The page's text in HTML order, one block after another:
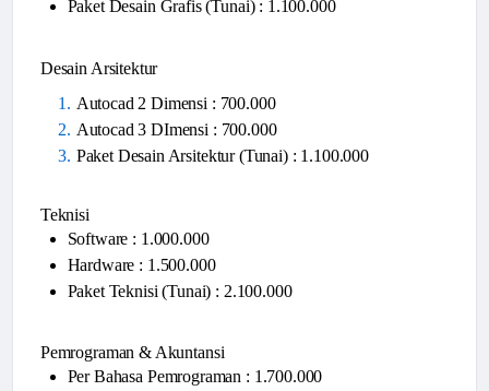
Paket Desain Grafis (Tunai) : 1.100.000
Desain Arsitektur
Autocad 2 Dimensi : 700.000
Autocad 3 DImensi : 700.000
Paket Desain Arsitektur (Tunai) : 1.100.000
Teknisi
Software : 1.000.000
Hardware : 1.500.000
Paket Teknisi (Tunai) : 2.100.000
Pemrograman & Akuntansi
Per Bahasa Pemrograman : 1.700.000